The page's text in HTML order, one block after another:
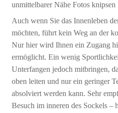
unmittelbarer Nähe Fotos knipsen
Auch wenn Sie das Innenleben
möchten, führt kein Weg an der
Nur hier wird Ihnen ein Zugang
ermöglicht. Ein wenig
Unterfangen jedoch mitbringen,
oben leiten und nur ein geringer
absolviert werden kann. Sehr
Besuch im inneren des Sockels –